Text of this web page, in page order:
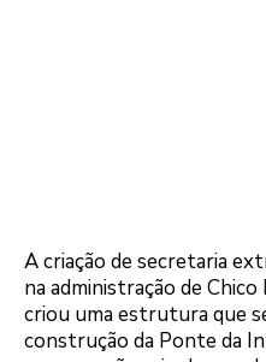
A criação de secretaria
na administração de
criou uma estrutura que
construção da Ponte da